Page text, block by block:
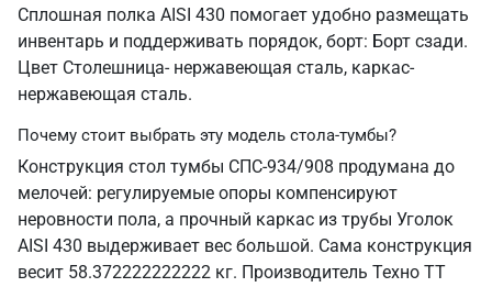
Сплошная полка AISI 430 помогает удобно размещать
инвентарь и поддерживать порядок, борт: Борт сзади.
Цвет Столешница- нержавеющая сталь, каркас-
нержавеющая сталь.
Почему стоит выбрать эту модель стола-тумбы?
Конструкция стол тумбы СПС-934/908 продумана до
мелочей: регулируемые опоры компенсируют
неровности пола, а прочный каркас из трубы Уголок
AISI 430 выдерживает вес большой. Сама конструкция
весит 58.372222222222 кг. Производитель Техно ТТ